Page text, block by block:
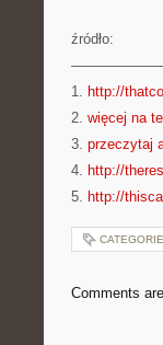
źródło:
1. http://
2. więcej na
3. przeczytaj
4. http://
5. http://
Comments